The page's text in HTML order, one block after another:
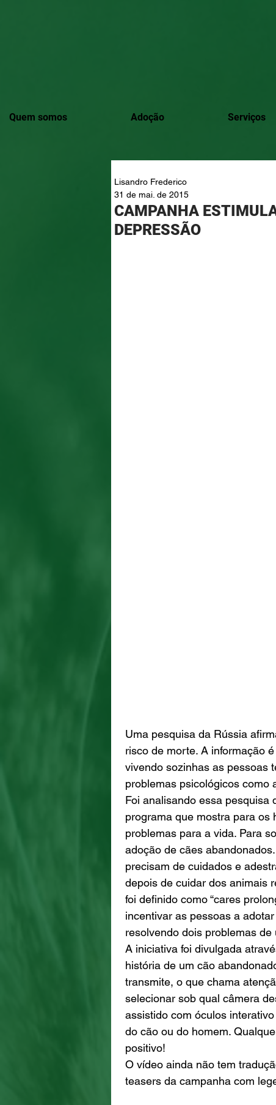
Quem somos Adoção Serviços
CAMPANHA
DEPRESSÃO
Lisandro Frederico
31 de mai. de 2015
Uma pesquisa da Rússia
risco de morte. A informação
vivendo sozinhas as pessoas
problemas psicológicos como
Foi analisando essa pesquisa
programa que mostra para os
problemas para a vida. Para
adoção de cães
precisam de cuidados e
depois de cuidar dos animais
foi definido como “cares
incentivar as pessoas a
resolvendo dois problemas de
A iniciativa foi divulgada
história de um cão
transmite, o que chama
selecionar sob qual câmera
assistido com óculos
do cão ou do homem.
positivo!
O vídeo ainda não tem
teasers da campanha com